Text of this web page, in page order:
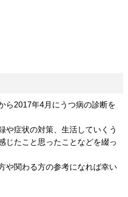
ら2017年4月にうつ病の診断を
や症状の対策、生活していくう
じたこと思ったことなどを綴っ
や関わる方の参考になれば幸い